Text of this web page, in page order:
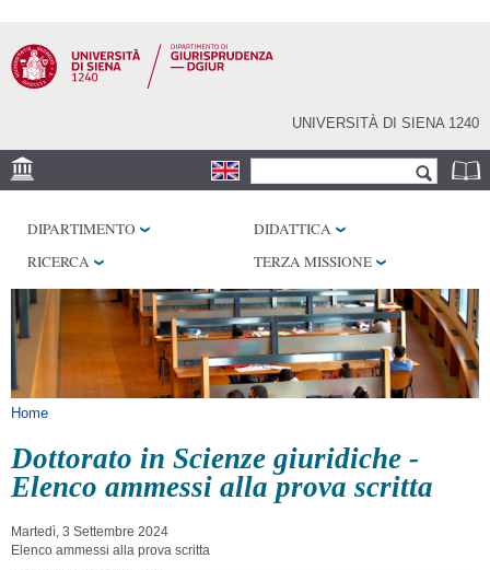
contenuto
principale
UNIVERSITÀ DI SIENA 1240
Form di ricerca
BIBLIOTECHE
SERVIZI
DIPARTIMENTO
DIDATTICA
RICERCA
TERZA MISSIONE
Tu sei qui
Home
Dottorato in Scienze giuridiche -
Elenco ammessi alla prova scritta
Martedì, 3 Settembre 2024
Elenco ammessi alla prova scritta